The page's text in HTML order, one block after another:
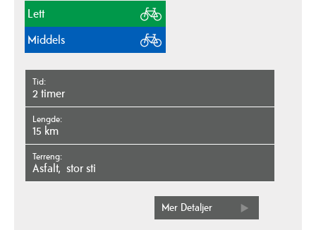
Lett
Middels
Tid
2 timer
Lengde
15 km
Terreng
asfalt stor sti
Mer Detaljer